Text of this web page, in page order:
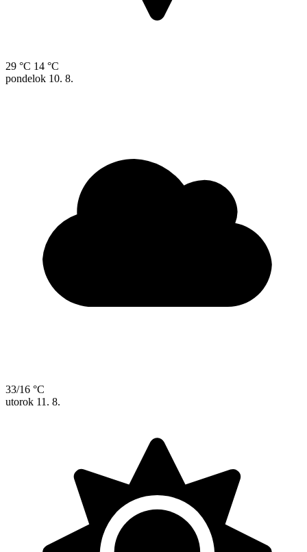
29 °C 14 °C
pondelok 10. 8.
33/16 °C
utorok 11. 8.